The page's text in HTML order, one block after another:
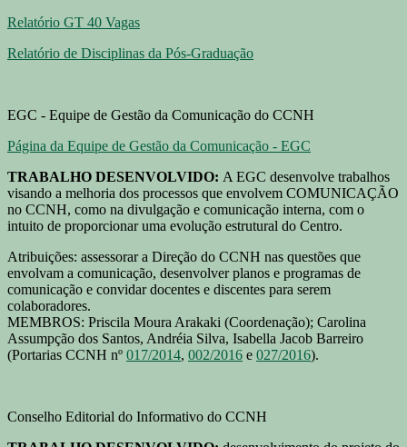
Relatório GT 40 Vagas
Relatório de Disciplinas da Pós-Graduação
EGC - Equipe de Gestão da Comunicação do CCNH
Página da Equipe de Gestão da Comunicação - EGC
TRABALHO DESENVOLVIDO: A EGC desenvolve trabalhos
visando a melhoria dos processos que envolvem COMUNICAÇÃO
no CCNH, como na divulgação e comunicação interna, com o
intuito de proporcionar uma evolução estrutural do Centro.
Atribuições: assessorar a Direção do CCNH nas questões que
envolvam a comunicação, desenvolver planos e programas de
comunicação e convidar docentes e discentes para serem
colaboradores.
MEMBROS: Priscila Moura Arakaki (Coordenação); Carolina
Assumpção dos Santos, Andréia Silva, Isabella Jacob Barreiro
(Portarias CCNH nº 017/2014, 002/2016 e 027/2016).
Conselho Editorial do Informativo do CCNH